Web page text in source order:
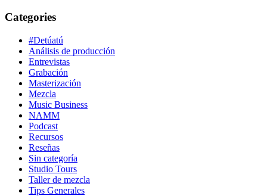
Categories
#Detúatú
Análisis de producción
Entrevistas
Grabación
Masterización
Mezcla
Music Business
NAMM
Podcast
Recursos
Reseñas
Sin categoría
Studio Tours
Taller de mezcla
Tips Generales